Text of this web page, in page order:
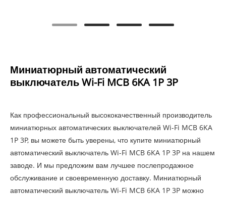
Миниатюрный автоматический
выключатель Wi-Fi MCB 6KA 1P 3P
Как профессиональный высококачественный производитель
миниатюрных автоматических выключателей Wi-Fi MCB 6KA
1P 3P, вы можете быть уверены, что купите миниатюрный
автоматический выключатель Wi-Fi MCB 6KA 1P 3P на нашем
заводе. И мы предложим вам лучшее послепродажное
обслуживание и своевременную доставку. Миниатюрный
автоматический выключатель Wi-Fi MCB 6KA 1P 3P можно